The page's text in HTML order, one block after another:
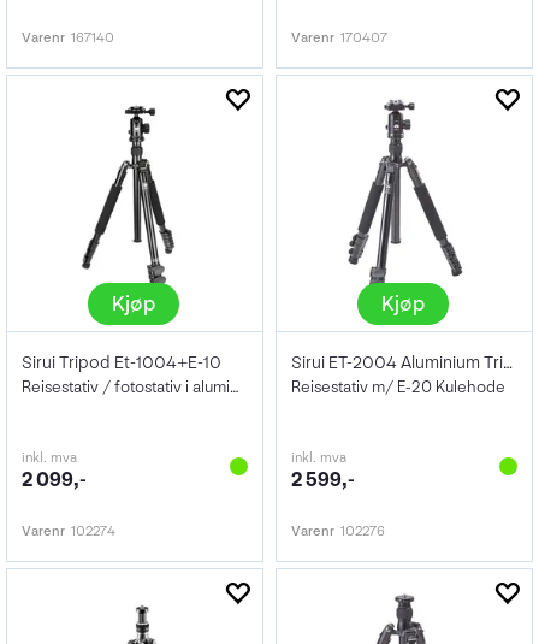
Varenr 167140 Varenr 170407
Kjøp
Sirui Tripod Et-1004+E-10
Reisestativ / fotostativ i aluminium
inkl. mva
2 099,-
Varenr 102274
Kjøp
Sirui ET-2004 Aluminium Tripod
Reisestativ m/ E-20 Kulehode
inkl. mva
2 599,-
Varenr 102276